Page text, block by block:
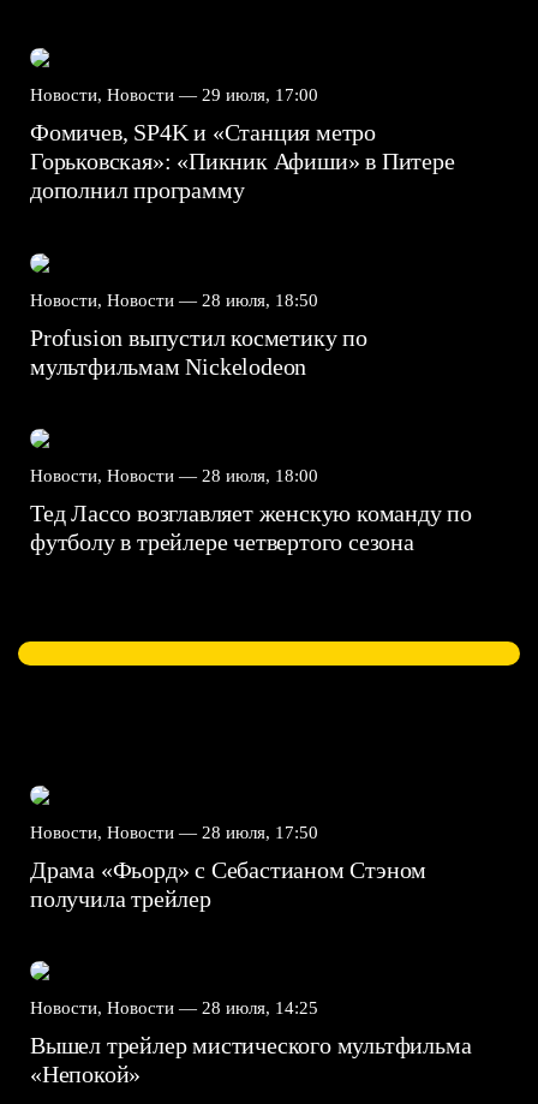
Новости, Новости — 29 июля, 17:00
Фомичев, SP4K и «Станция метро
Горьковская»: «Пикник Афиши» в Питере
дополнил программу
Новости, Новости — 28 июля, 18:50
Profusion выпустил косметику по
мультфильмам Nickelodeon
Новости, Новости — 28 июля, 18:00
Тед Лассо возглавляет женскую команду по
футболу в трейлере четвертого сезона
Новости, Новости — 28 июля, 17:50
Драма «Фьорд» с Себастианом Стэном
получила трейлер
Новости, Новости — 28 июля, 14:25
Вышел трейлер мистического мультфильма
«Непокой»